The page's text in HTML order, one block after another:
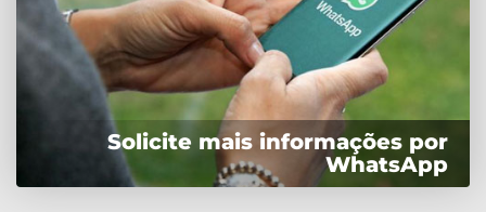
Solicite mais informações por
WhatsApp